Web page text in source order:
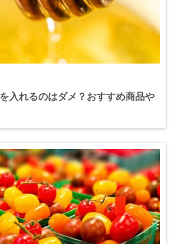
入れるのはダメ？おすすめ商品や